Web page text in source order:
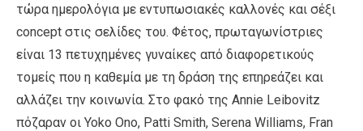
τώρα ημερολόγια με εντυπωσιακές καλλονές και σέξι
concept στις σελίδες του. Φέτος, πρωταγωνίστριες
είναι 13 πετυχημένες γυναίκες από διαφορετικούς
τομείς που η καθεμία με τη δράση της επηρεάζει και
αλλάζει την κοινωνία. Στο φακό της Annie Leibovitz
πόζαραν οι Yoko Ono, Patti Smith, Serena Williams, Fran